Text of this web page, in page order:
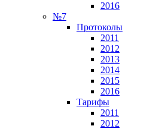
2016
№7
Протоколы
2011
2012
2013
2014
2015
2016
Тарифы
2011
2012